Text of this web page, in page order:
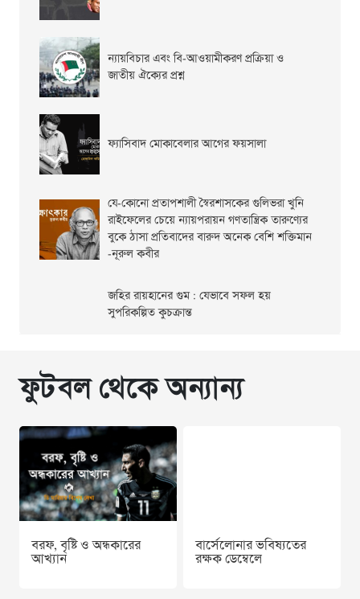
ন্যায়বিচার এবং বি-আওয়ামীকরণ প্রক্রিয়া ও
জাতীয় ঐক্যের প্রশ্ন
ফ্যাসিবাদ মোকাবেলার আগের ফয়সালা
যে-কোনো প্রতাপশালী স্বৈরশাসকের গুলিভরা খুনি
রাইফেলের চেয়ে ন্যায়পরায়ন গণতান্ত্রিক তারুণ্যের
বুকে ঠাসা প্রতিবাদের বারুদ অনেক বেশি শক্তিমান
-নূরুল কবীর
জহির রায়হানের গুম : যেভাবে সফল হয়
সুপরিকল্পিত কুচক্রান্ত
ফুটবল থেকে অন্যান্য
বরফ, বৃষ্টি ও অন্ধকারের
আখ্যান
বার্সেলোনার ভবিষ্যতের
রক্ষক ডেম্বেলে